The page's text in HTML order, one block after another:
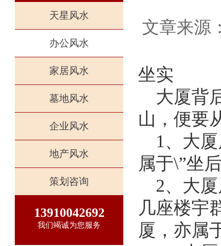
天星风水
办公风水
家居风水
墓地风水
企业风水
地产风水
策划咨询
13910042692
我们竭诚为您服务
文章来源
坐实
大厦背
山，便要
1、大
属于\”坐
2、大
几座楼宇
厦，亦属